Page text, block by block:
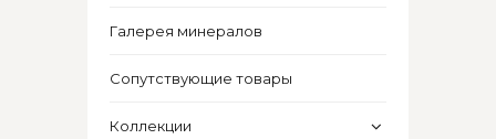
Галерея минералов
Сопутствующие товары
Коллекции